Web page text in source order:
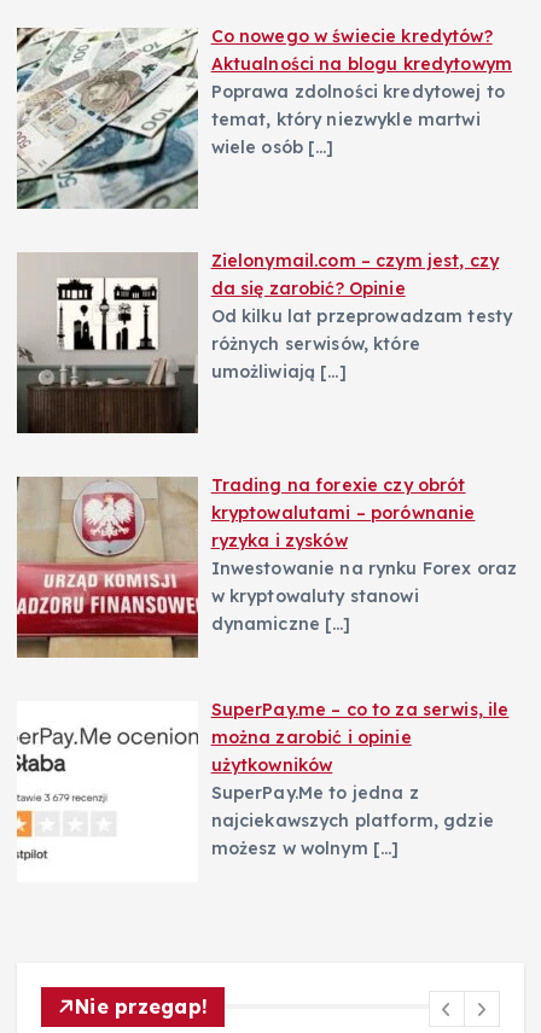
Co nowego w świecie kredytów?
Aktualności na blogu kredytowym
Poprawa zdolności kredytowej to
temat, który niezwykle martwi
wiele osób […]
Zielonymail.com – czym jest, czy
da się zarobić? Opinie
Od kilku lat przeprowadzam testy
różnych serwisów, które
umożliwiają […]
Trading na forexie czy obrót
kryptowalutami – porównanie
ryzyka i zysków
Inwestowanie na rynku Forex oraz
w kryptowaluty stanowi
dynamiczne […]
SuperPay.me – co to za serwis, ile
można zarobić i opinie
użytkowników
SuperPay.Me to jedna z
najciekawszych platform, gdzie
możesz w wolnym […]
Nie przegap!